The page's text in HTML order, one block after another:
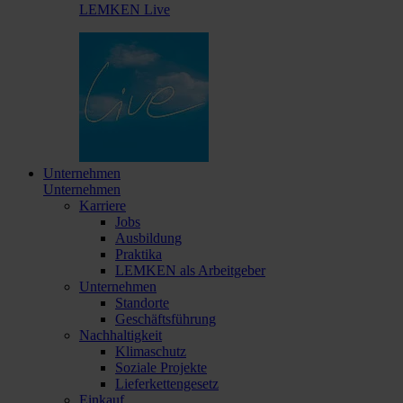
LEMKEN Live
Unternehmen
Unternehmen
Karriere
Jobs
Ausbildung
Praktika
LEMKEN als Arbeitgeber
Unternehmen
Standorte
Geschäftsführung
Nachhaltigkeit
Klimaschutz
Soziale Projekte
Lieferkettengesetz
Einkauf